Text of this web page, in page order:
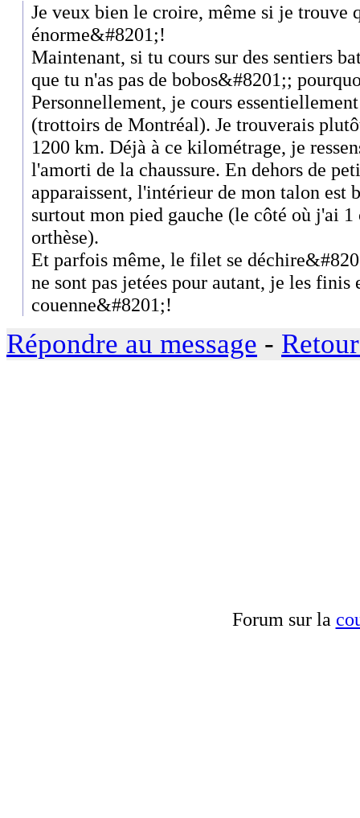
Je veux bien le croire, même si je trouve
énorme&#8201;!
Maintenant, si tu cours sur des sentiers
que tu n'as pas de bobos&#8201;;
Personnellement, je cours
(trottoirs de Montréal). Je trouverais
1200 km. Déjà à ce kilométrage, je
l'amorti de la chaussure. En dehors de
apparaissent, l'intérieur de mon talon est
surtout mon pied gauche (le côté où j'ai
orthèse).
Et parfois même, le filet se
ne sont pas jetées pour autant, je les finis
couenne&#8201;!
Répondre au message -
Forum sur la